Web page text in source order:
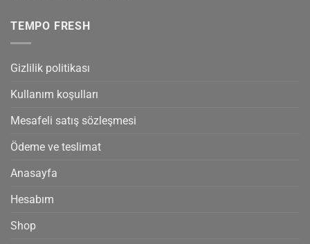
TEMPO FRESH
Gizlilik politikası
Kullanım koşulları
Mesafeli satış sözleşmesi
Ödeme ve teslimat
Anasayfa
Hesabım
Shop